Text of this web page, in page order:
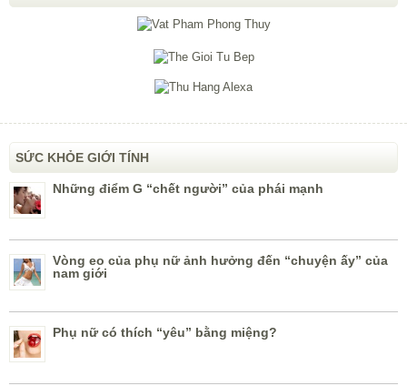
SỨC KHỎE GIỚI TÍNH
Những điểm G “chết người” của phái mạnh
Vòng eo của phụ nữ ảnh hưởng đến “chuyện ấy” của
nam giới
Phụ nữ có thích “yêu” bằng miệng?